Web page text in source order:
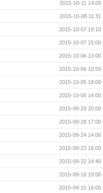
2015-10-11 14:00
2015-10-08 11:31
2015-10-07 19:10
2015-10-07 15:00
2015-10-06 13:00
2015-10-06 10:50
2015-10-05 18:00
2015-10-05 14:00
2015-09-29 20:00
2015-09-28 17:00
2015-09-24 14:00
2015-09-23 16:00
2015-09-22 14:40
2015-09-18 19:00
2015-09-15 16:00